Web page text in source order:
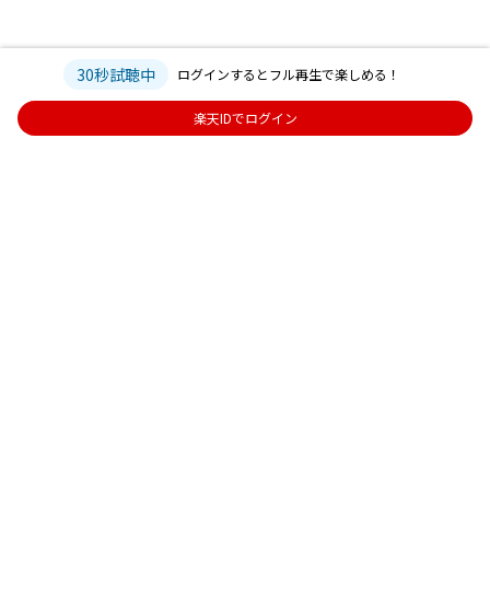
30秒試聴中 ログインするとフル再生で楽しめる！
楽天IDでログイン